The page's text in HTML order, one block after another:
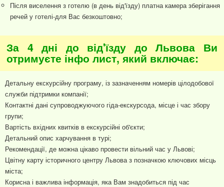
Після виселення з готелю (в день від'їзду) платна камера зберігання
речей у готелі-для Вас безкоштовно;
За 4 дні до від'їзду до Львова Ви
отримуєте інфо лист, який включає:
Детальну екскурсійну програму, із зазначенням номерів цілодобової
служби підтримки компанії;
Контактні дані супроводжуючого гіда-екскурсода, місце і час збору
групи;
Вартість вхідних квитків в екскурсійні об'єкти;
Детальний опис харчування в турі;
Рекомендації, де можна цікаво провести вільний час у Львові;
Цвітну карту історичного центру Львова з позначкою ключових місць
міста;
Корисна і важлива інформація, яка Вам знадобиться під час